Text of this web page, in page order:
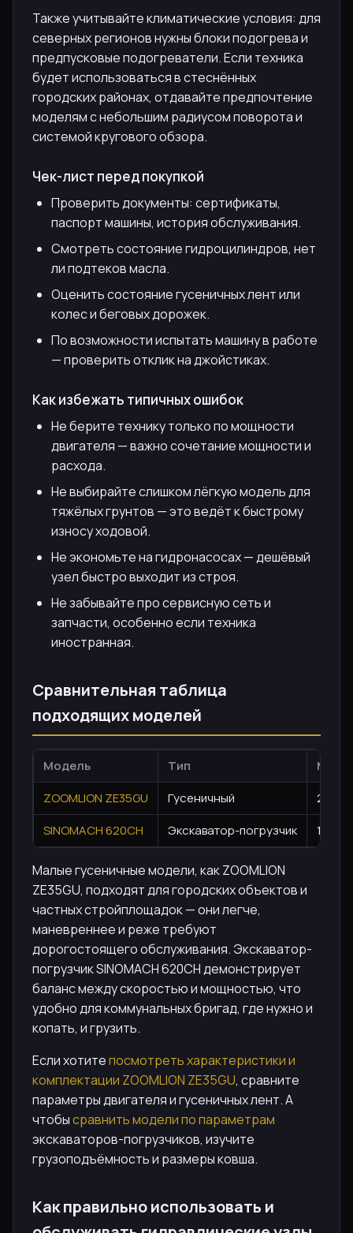
Также учитывайте климатические условия: для
северных регионов нужны блоки подогрева и
предпусковые подогреватели. Если техника
будет использоваться в стеснённых
городских районах, отдавайте предпочтение
моделям с небольшим радиусом поворота и
системой кругового обзора.
Чек-лист перед покупкой
Проверить документы: сертификаты,
паспорт машины, история обслуживания.
Смотреть состояние гидроцилиндров, нет
ли подтеков масла.
Оценить состояние гусеничных лент или
колес и беговых дорожек.
По возможности испытать машину в работе
— проверить отклик на джойстиках.
Как избежать типичных ошибок
Не берите технику только по мощности
двигателя — важно сочетание мощности и
расхода.
Не выбирайте слишком лёгкую модель для
тяжёлых грунтов — это ведёт к быстрому
износу ходовой.
Не экономьте на гидронасосах — дешёвый
узел быстро выходит из строя.
Не забывайте про сервисную сеть и
запчасти, особенно если техника
иностранная.
Сравнительная таблица
подходящих моделей
Модель Тип
ZOOMLION ZE35GU
Гусеничный
25
SINOMACH 620CH
Экскаватор-погрузчик 111
Малые гусеничные модели, как ZOOMLION
ZE35GU, подходят для городских объектов и
частных стройплощадок — они легче,
маневреннее и реже требуют
дорогостоящего обслуживания. Экскаватор-
погрузчик SINOMACH 620CH демонстрирует
баланс между скоростью и мощностью, что
удобно для коммунальных бригад, где нужно и
копать, и грузить.
Если хотитепосмотреть характеристики и
комплектации ZOOMLION ZE35GU, сравните
параметры двигателя и гусеничных лент. А
чтобысравнить модели по параметрам
экскаваторов-погрузчиков, изучите
грузоподъёмность и размеры ковша.
Как правильно использовать и